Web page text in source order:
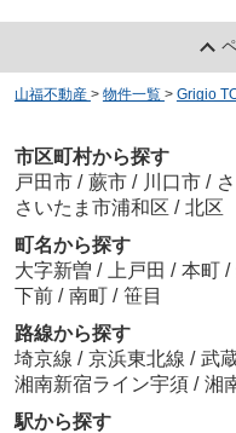
山福不動産 > 物件一覧 > Grigio
市区町村から探す
戸田市 / 蕨市 / 川口市 /
さいたま市浦和区 / 北区
町名から探す
大字新曽 / 上戸田 / 本町 /
下前 / 南町 / 笹目
路線から探す
埼京線 / 京浜東北線 / 武
湘南新宿ライン宇須 / 湘
駅から探す